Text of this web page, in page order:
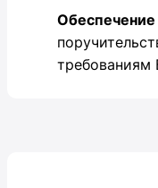
Обеспечение
требованиям